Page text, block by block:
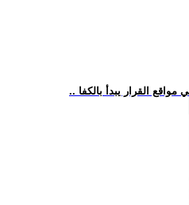
القرار يبدأ بالكفا